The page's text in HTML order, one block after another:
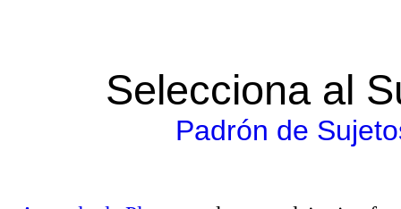
Selecciona al
Padrón de